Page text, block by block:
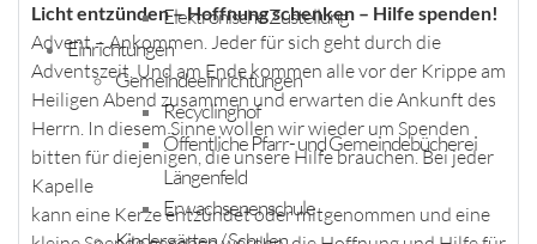
Elektronische Zustellung
Einrichtungen
Gemeindeeinrichtungen
Recyclinghof
Öffentliche Pfarr- und Gemeindebücherei
Längenfeld
Erwachsenenschule
Licht entzünden – Hoffnung schenken – Hilfe spenden!
Advent – Ankommen. Jeder für sich geht durch die
Adventszeit. Und am Ende kommen alle vor der Krippe am
Heiligen Abend zusammen und erwarten die Ankunft des
Herrn. In diesem Sinne wollen wir wieder um Spenden
bitten für diejenigen, die unsere Hilfe brauchen. Bei jeder
Kapelle
kann eine Kerze entzündet oder mitgenommen und eine